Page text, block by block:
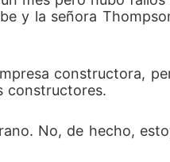
y la señora
constructora,
constructores.
No, de hecho,